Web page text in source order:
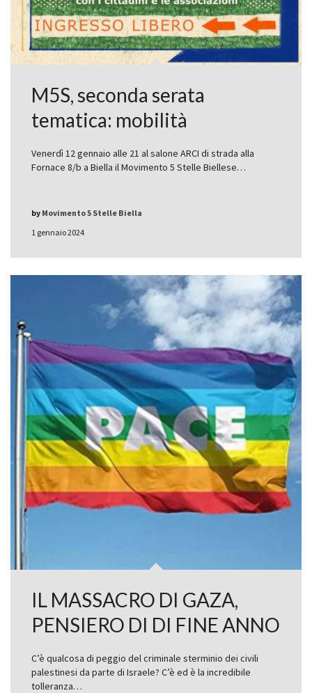
M5S, seconda serata
tematica: mobilità
Venerdì 12 gennaio alle 21 al salone ARCI di strada alla
Fornace 8/b a Biella il Movimento 5 Stelle Biellese…
1 gennaio 2024
by Movimento 5 Stelle Biella
IL MASSACRO DI GAZA,
PENSIERO DI DI FINE ANNO
C’è qualcosa di peggio del criminale sterminio dei civili
palestinesi da parte di Israele? C’è ed è la incredibile
tolleranza…